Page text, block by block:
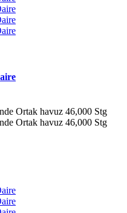
Ortak havuz 46,000 Stg
Ortak havuz 46,000 Stg